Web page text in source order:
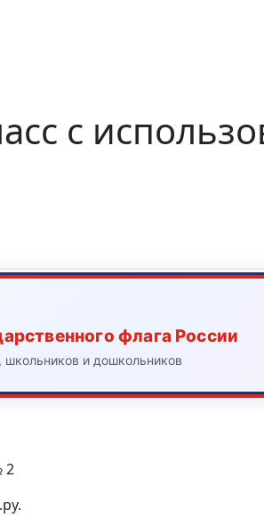
с
флага России
школьников и дошкольников
2